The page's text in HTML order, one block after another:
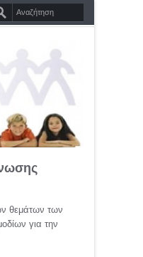
θεμάτων των
για την